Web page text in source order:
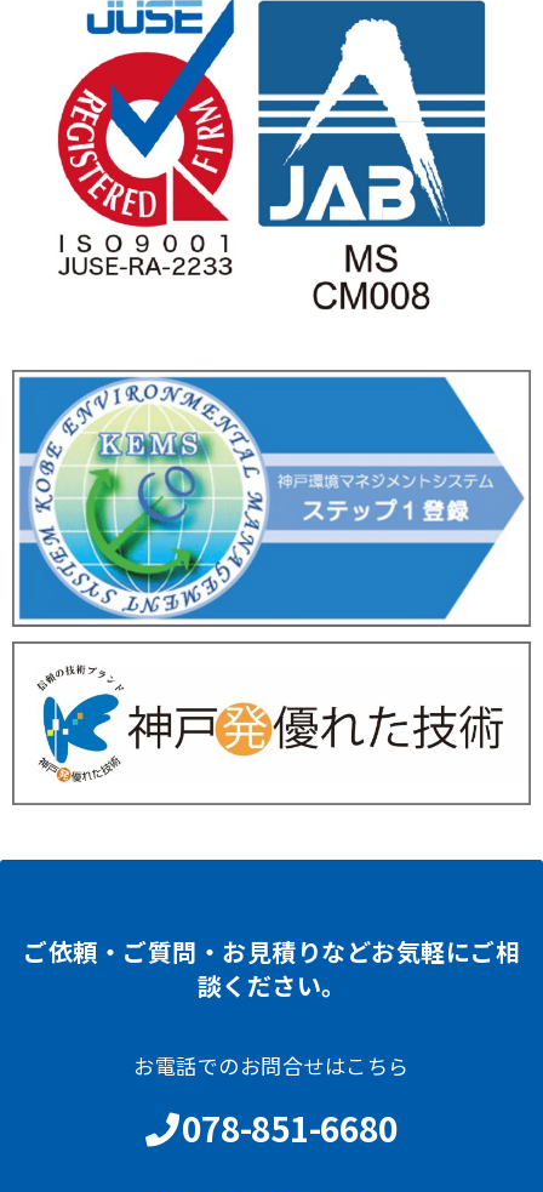
ご依頼・ご質問・お見積りなどお気軽にご相
談ください。
お電話でのお問合せはこちら
078-851-6680